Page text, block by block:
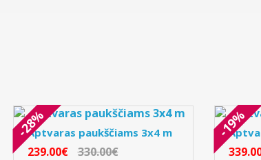
-28%
Aptvaras paukščiams 3x4 m
239.00€ 330.00€
-19%